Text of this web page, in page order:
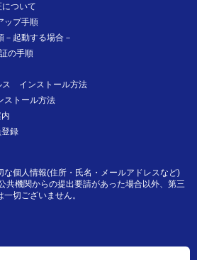
ついて
ップ手順
起動する場合－
の手順
ス インストール方法
ストール方法
録
な個人情報(住所・氏名・メールアドレスなど)
共機関からの提出要請があった場合以外、第三
切ございません。